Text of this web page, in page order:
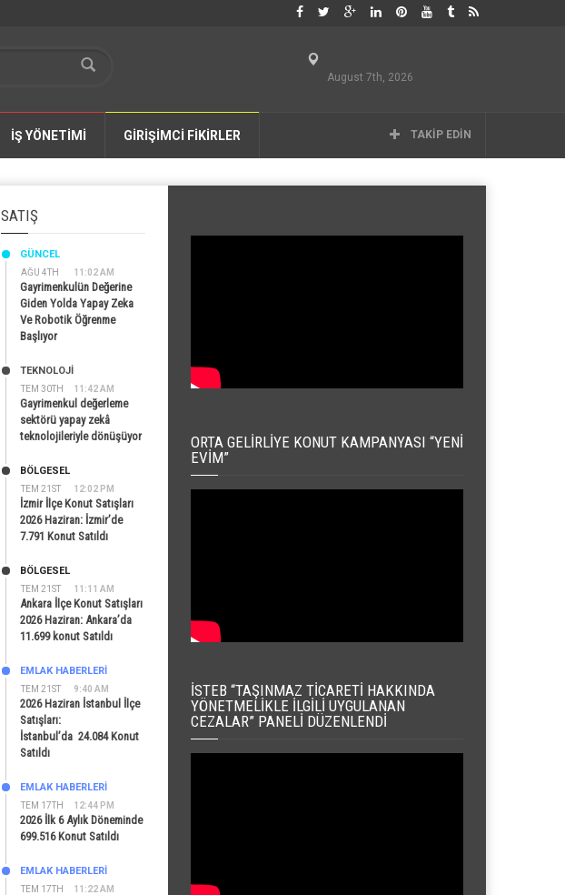
August 7th, 2026
İŞ YÖNETİMİ GİRİŞİMCİ FİKİRLER TAKIP EDIN
SATIŞ
AĞU 4TH 11:02 AM
GÜNCEL
Gayrimenkulün Değerine
Giden Yolda Yapay Zeka
Ve Robotik Öğrenme
Başlıyor
TEM 30TH 11:42 AM
TEKNOLOJİ
Gayrimenkul değerleme
sektörü yapay zekâ
teknolojileriyle dönüşüyor
TEM 21ST 12:02 PM
BÖLGESEL
İzmir İlçe Konut Satışları
2026 Haziran: İzmir’de
7.791 Konut Satıldı
TEM 21ST 11:11 AM
BÖLGESEL
Ankara İlçe Konut Satışları
2026 Haziran: Ankara’da
11.699 konut Satıldı
TEM 21ST 9:40 AM
EMLAK HABERLERI
2026 Haziran İstanbul İlçe
Satışları:
İstanbul’da 24.084 Konut
Satıldı
TEM 17TH 12:44 PM
EMLAK HABERLERI
2026 İlk 6 Aylık Döneminde
699.516 Konut Satıldı
TEM 17TH 11:22 AM
EMLAK HABERLERI
ORTA GELIRLIYE KONUT KAMPANYASI “YENI
EVIM”
İSTEB “TAŞINMAZ TICARETI HAKKINDA
YÖNETMELIKLE İLGILI UYGULANAN
CEZALAR” PANELI DÜZENLENDI